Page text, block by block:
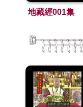
地藏經001集